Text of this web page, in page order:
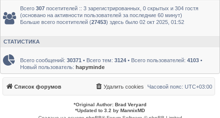
Всего 307 посетителей :: 3 зарегистрированных, 0 скрытых и 304 гостя
(основано на активности пользователей за последние 60 минут)
Больше всего посетителей (27453) здесь было 02 окт 2025, 01:52
СТАТИСТИКА
Всего сообщений: 30371 • Всего тем: 3124 • Всего пользователей: 4103 •
Новый пользователь: hapyminde
Список форумов Часовой пояс: UTC+03:00
Удалить cookies
*Original Author: Brad Veryard
*Updated to 3.2 by MannixMD